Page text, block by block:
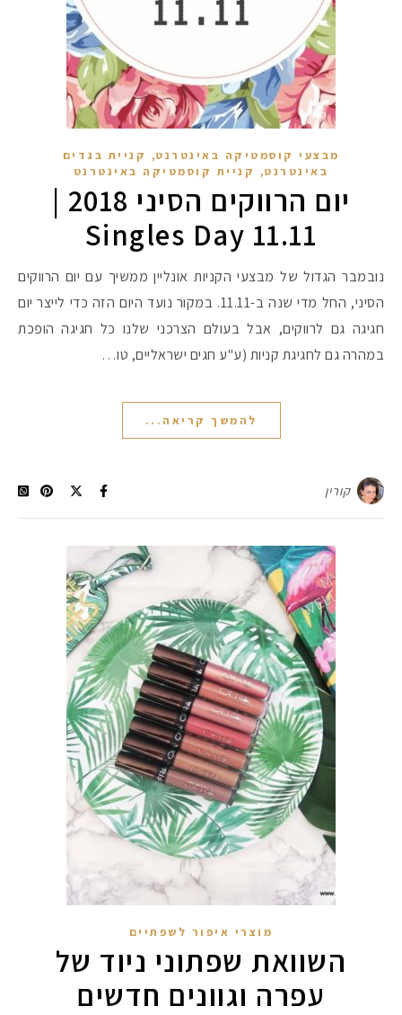
מבצעי קוסמטיקה באינטרנט, קניית בגדים
באינטרנט, קניית קוסמטיקה באינטרנט
יום הרווקים הסיני 2018 |
Singles Day 11.11
נובמבר הגדול של מבצעי הקניות אונליין ממשיך עם יום הרווקים
הסיני, החל מדי שנה ב-11.11. במקור נועד היום הזה כדי לייצר יום
חגיגה גם לרווקים, אבל בעולם הצרכני שלנו כל חגיגה הופכת
במהרה גם לחגיגת קניות (ע"ע חגים ישראליים, טו…
להמשך קריאה...
קורין
מוצרי איפור לשפתיים
השוואת שפתוני ניוד של
עפרה וגוונים חדשים